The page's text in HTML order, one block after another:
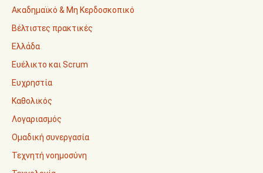
Ακαδημαϊκό & Μη Κερδοσκοπικό
Βέλτιστες πρακτικές
Ελλάδα
Ευέλικτο και Scrum
Ευχρηστία
Καθολικός
Λογαριασμός
Ομαδική συνεργασία
Τεχνητή νοημοσύνη